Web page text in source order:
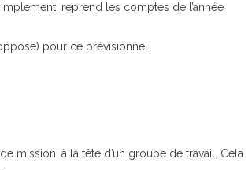
reprend les comptes de l’année
pour ce prévisionnel.
mission, à la tête d’un groupe de travail. Cela